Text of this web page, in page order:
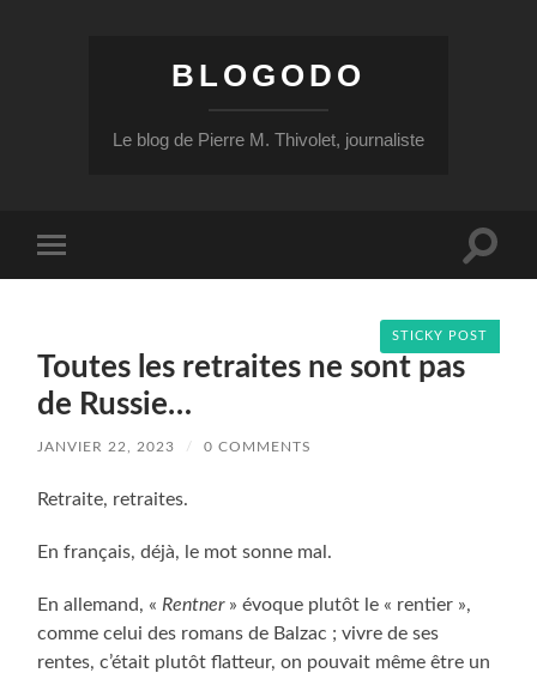
BLOGODO
Le blog de Pierre M. Thivolet, journaliste
mobile
Toggle
STICKY POST
Toutes les retraites ne sont pas
de Russie…
JANVIER 22, 2023 / 0 COMMENTS
Retraite, retraites.
En français, déjà, le mot sonne mal.
En allemand, « Rentner» évoque plutôt le « rentier »,
comme celui des romans de Balzac ; vivre de ses
rentes, c’était plutôt flatteur, on pouvait même être un